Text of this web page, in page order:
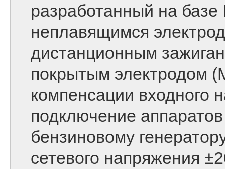
разработанный на
неплавящимся
дистанционным
покрытым электродом
компенсации входного
подключение
бензиновому
сетевого напряжения